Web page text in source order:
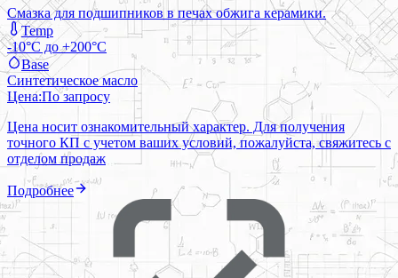
Смазка для подшипников в печах обжига керамики.
Temp
-10°C до +200°C
Base
Синтетическое масло
Цена:По запросу
Цена носит ознакомительный характер. Для получения
точного КП с учетом ваших условий, пожалуйста, свяжитесь с
отделом продаж
Подробнее